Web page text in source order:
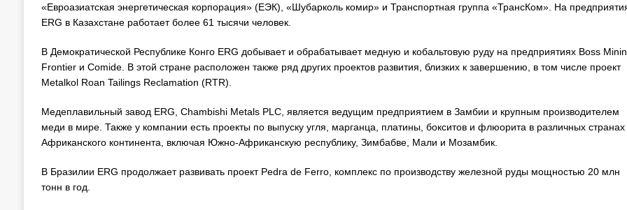
«Евроазиатская энергетическая корпорация» (ЕЭК), «Шубарколь комир» и Транспортная группа «ТрансКом». На
ERG в Казахстане работает более 61 тысячи человек.
В Демократической Республике Конго ERG добывает и обрабатывает медную и кобальтовую руду на предприятиях Boss
Frontier и Comide. В этой стране расположен также ряд других проектов развития, близких к завершению, в том числе проект
Metalkol Roan Tailings Reclamation (RTR).
Медеплавильный завод ERG, Chambishi Metals PLC, является ведущим предприятием в Замбии и крупным производителем
меди в мире. Также у компании есть проекты по выпуску угля, марганца, платины, бокситов и флюорита в различных странах
Африканского континента, включая Южно-Африканскую республику, Зимбабве, Мали и Мозамбик.
В Бразилии ERG продолжает развивать проект Pedra de Ferro, комплекс по производству железной руды мощностью 20 млн
тонн в год.